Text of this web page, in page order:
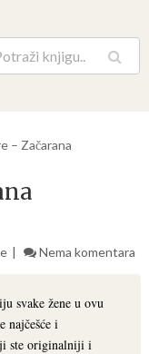
Pretraga
– Začarana
Nema komentara
svake žene u ovu
najčešće i
ste originalniji i